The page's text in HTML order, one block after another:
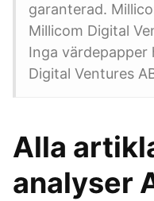
garanterad.
Millicom Digital
Inga
Digital Ventures
Alla
analyser